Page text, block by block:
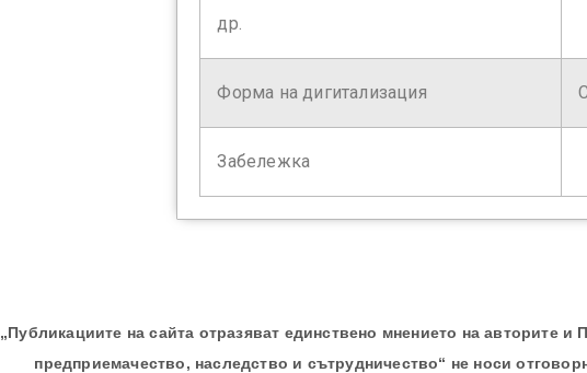
др.
Форма на дигитализация
Забележка
„Публикациите на сайта отразяват единствено мнението на авторите
предприемачество, наследство и сътрудничество“ не носи